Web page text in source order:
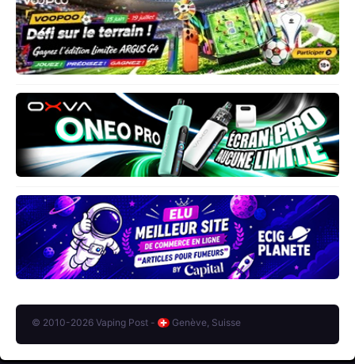
© 2010-2026 Vaping Post - Genève, Suisse